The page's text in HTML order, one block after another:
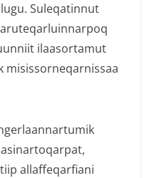
Suleqatinnut
ilaasortamut
allaffeqarfiani